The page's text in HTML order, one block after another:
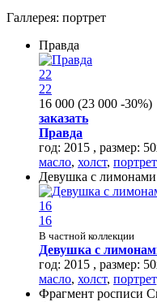
Галлерея: портрет
Правда
22
22
16 000 (23 000 -30%)
заказать
Правда
год: 2015 , размер:
масло, холст, портрет
Девушка с
16
16
В частной коллекции
Девушка с
год: 2015 , размер:
масло, холст, портрет
Фрагмент росписи